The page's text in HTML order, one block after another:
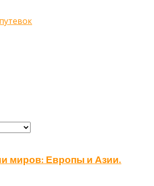
миров: Европы и Азии.